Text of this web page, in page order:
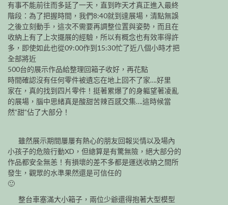
有事不能前往而多延了一天，直到昨天才真正進入最終
階段：為了把握時間，我們8:40就到達展場，清點無誤
之後立刻動手，這次不需要再調整位置與姿勢，而且在
收納上有了上次擺展的經驗，所以有概念也有效率得許
多，即使如此也從09:00作到15:30忙了近八個小時才把
全部將近
500台的展示作品給整理回箱子收好，再花點
時間確認沒有任何零件被遺忘在地上回不了家….好里
家在，真的找到四片零件！挺著累爆了的身軀望著凌亂
的展場，腦中思緒真是酸甜苦辣百感交集….這時候當
然”甜”佔了大部分！
雖然展示期間屢屢有熱心的朋友回報災情以及場內
小孩子的危險行動XD，但總算是有驚無險，絕大部分的
作品都安全無恙！有損壞的差不多都是運送收納之間所
發生，觀眾的水準果然還是可信任的
🙂
整台車塞滿大小箱子，兩位少爺還得抱著大型模型